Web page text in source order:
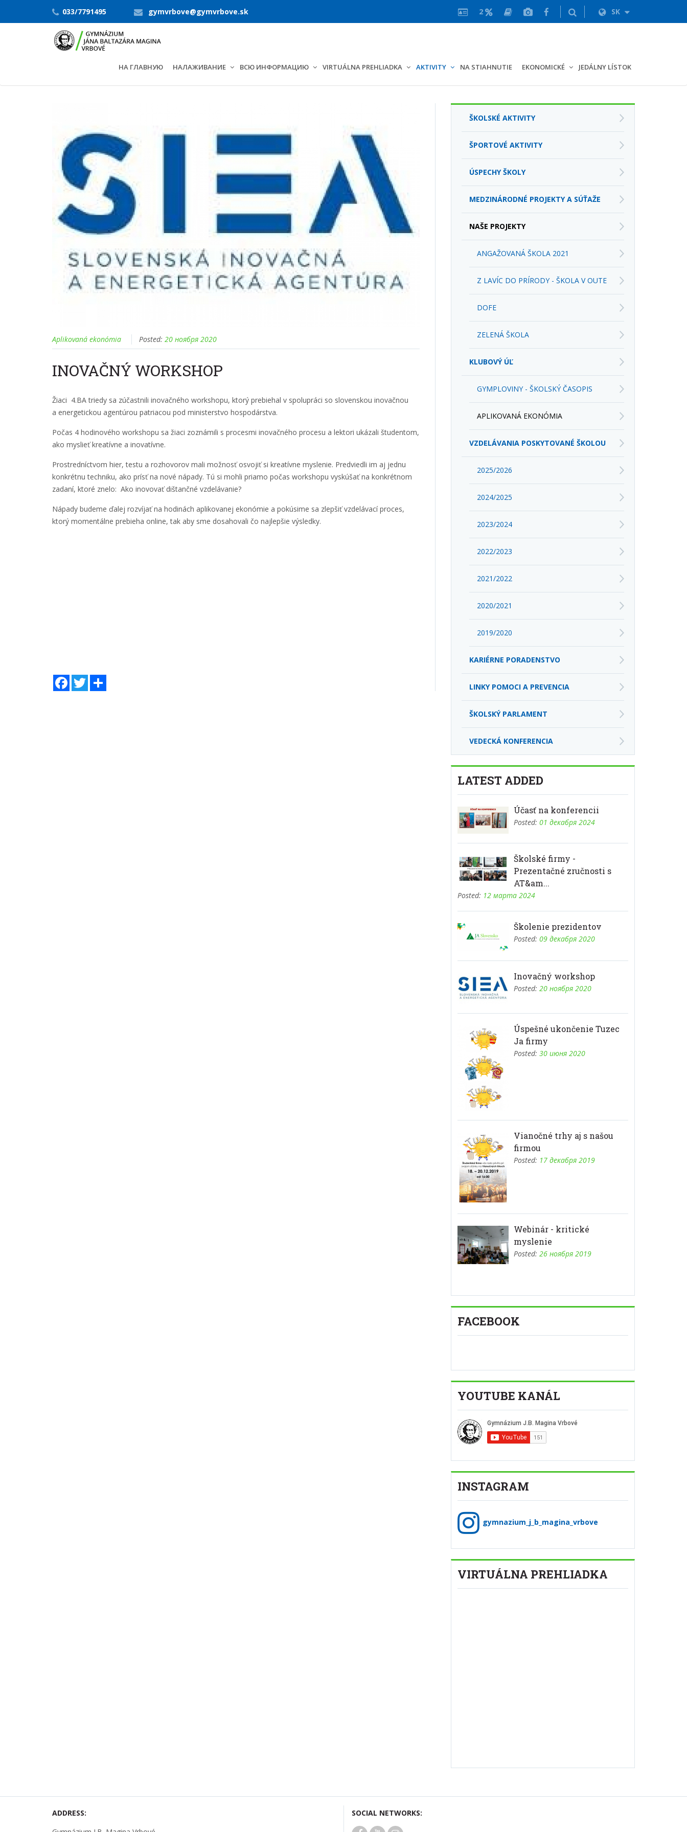
033/7791495 gymvrbove@gymvrbove.sk 2 SK
НА ГЛАВНУЮ НАЛАЖИВАНИЕ ВСЮ ИНФОРМАЦИЮ VIRTUÁLNA PREHLIADKA AKTIVITY NA STIAHNUTIE EKONOMICKÉ JEDÁLNY LÍSTOK
Aplikovaná ekonómia Posted: 20 ноября 2020
INOVAČNÝ WORKSHOP
Žiaci 4.BA triedy sa zúčastnili inovačného workshopu, ktorý prebiehal v spolupráci so slovenskou inovačnou
a energetickou agentúrou patriacou pod ministerstvo hospodárstva.
Počas 4 hodinového workshopu sa žiaci zoznámili s procesmi inovačného procesu a lektori ukázali študentom,
ako myslieť kreatívne a inovatívne.
Prostredníctvom hier, testu a rozhovorov mali možnosť osvojiť si kreatívne myslenie. Predviedli im aj jednu
konkrétnu techniku, ako prísť na nové nápady. Tú si mohli priamo počas workshopu vyskúšať na konkrétnom
zadaní, ktoré znelo: Ako inovovať dištančné vzdelávanie?
Nápady budeme ďalej rozvíjať na hodinách aplikovanej ekonómie a pokúsime sa zlepšiť vzdelávací proces,
ktorý momentálne prebieha online, tak aby sme dosahovali čo najlepšie výsledky.
FacebookTwitter
ŠKOLSKÉ AKTIVITY
ŠPORTOVÉ AKTIVITY
ÚSPECHY ŠKOLY
MEDZINÁRODNÉ PROJEKTY A SÚŤAŽE
NAŠE PROJEKTY
ANGAŽOVANÁ ŠKOLA 2021
Z LAVÍC DO PRÍRODY - ŠKOLA V OUTE
DOFE
ZELENÁ ŠKOLA
KLUBOVÝ ÚĽ
GYMPLOVINY - ŠKOLSKÝ ČASOPIS
APLIKOVANÁ EKONÓMIA
VZDELÁVANIA POSKYTOVANÉ ŠKOLOU
2025/2026
2024/2025
2023/2024
2022/2023
2021/2022
2020/2021
2019/2020
KARIÉRNE PORADENSTVO
LINKY POMOCI A PREVENCIA
ŠKOLSKÝ PARLAMENT
VEDECKÁ KONFERENCIA
LATEST ADDED
Účasť na konferencii
Posted: 01 декабря 2024
Školské firmy -
Prezentačné zručnosti s
AT&am...
Posted: 12 марта 2024
Školenie prezidentov
Posted: 09 декабря 2020
Inovačný workshop
Posted: 20 ноября 2020
Úspešné ukončenie Tuzec
Ja firmy
Posted: 30 июня 2020
Vianočné trhy aj s našou
firmou
Posted: 17 декабря 2019
Webinár - kritické
myslenie
Posted: 26 ноября 2019
FACEBOOK
YOUTUBE KANÁL
INSTAGRAM
gymnazium_j_b_magina_vrbove
VIRTUÁLNA PREHLIADKA
ADDRESS:
SOCIAL NETWORKS: